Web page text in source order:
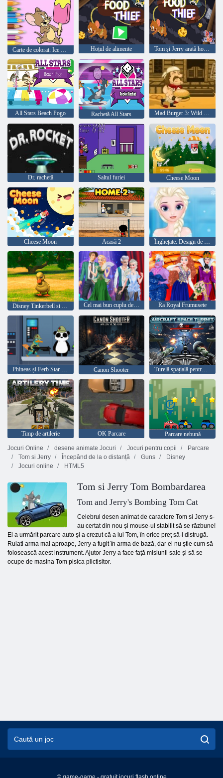
Hoțul de alimente Tom și Jerry arată hoțul de mâncare
All Stars Beach Pogo Rachetă All Stars Mad Burger 3: Wild West
Dr. rachetă Saltul furiei Cheese Moon
Cheese Moon Acasă 2 Înghețate. Design de coafura
Cel mai bun cuplu de iarnă Ra Royal Frumusete
Phineas și Ferb Star Wars Agent P Rebel Spy Canon Shooter Turelă spațială pentru avioane
Timp de artilerie OK Parcare
Parcare nebună
Jocuri Online
desene animate Jocuri Jocuri pentru copii
Parcare
Tom si Jerry
Începând de la o distanță Guns
Disney
Jocuri online
HTML5
Tom si Jerry Tom Bombardarea
Tom and Jerry's Bombing Tom Cat
Celebrul desen animat de caractere Tom si Jerry s-
au certat din nou și mouse-ul stabilit să se răzbune!
El a urmărit parcare auto și a crezut că a lui Tom, în orice preț să-l distrugă.
Rulati arma mai aproape, Jerry a fugit în arma de bază, dar el nu știe cum să
folosească acest instrument. Ajutor Jerry a face față misiunii sale și să se
ocupe de masina Tom pisica plictisitor.